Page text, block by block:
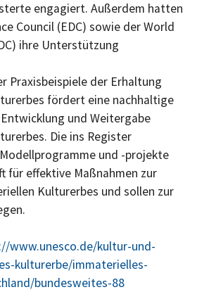
engagiert. Außerdem hatten
Council (EDC) sowie der World
ihre Unterstützung
Praxisbeispiele der Erhaltung
fördert eine nachhaltige
und Weitergabe
Die ins Register
und -projekte
für effektive Maßnahmen zur
Kulturerbes und sollen zur
www.unesco.de/kultur-und-
kulturerbe/immaterielles-
bundesweites-88